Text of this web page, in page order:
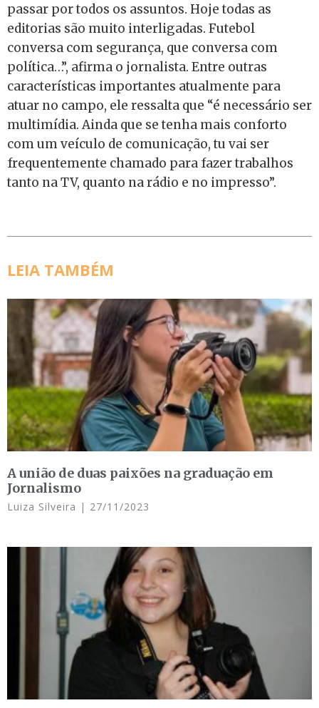
passar por todos os assuntos. Hoje todas as
editorias são muito interligadas. Futebol
conversa com segurança, que conversa com
política…”, afirma o jornalista. Entre outras
características importantes atualmente para
atuar no campo, ele ressalta que “é necessário ser
multimídia. Ainda que se tenha mais conforto
com um veículo de comunicação, tu vai ser
frequentemente chamado para fazer trabalhos
tanto na TV, quanto na rádio e no impresso”.
LEIA TAMBÉM
A união de duas paixões na graduação em
Jornalismo
Luiza Silveira 27/11/2023